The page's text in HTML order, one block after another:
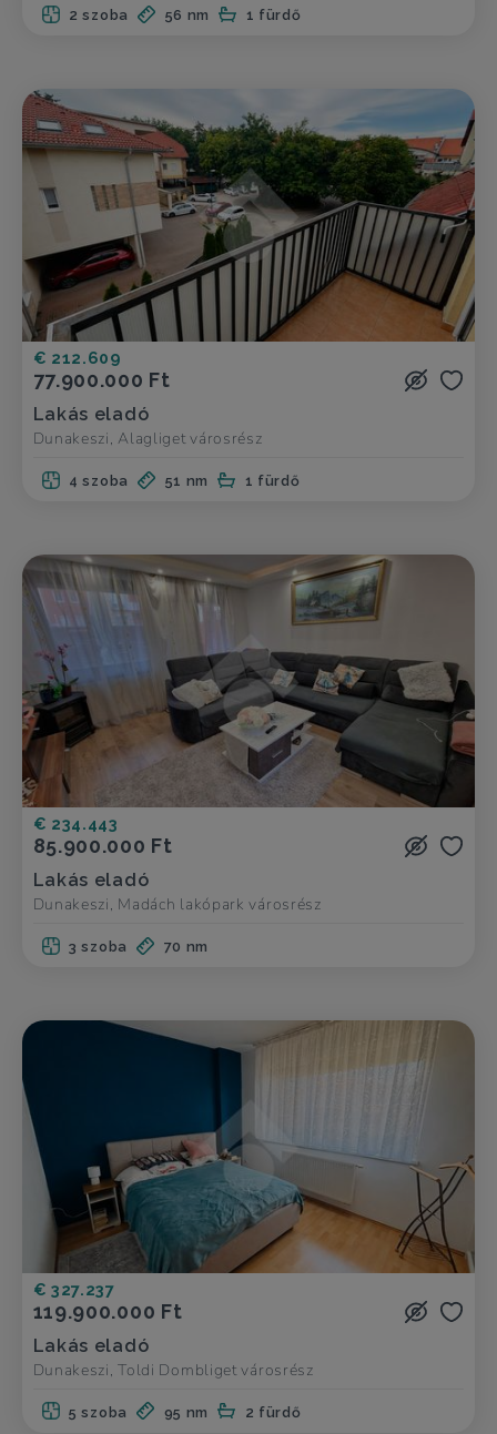
2 szoba 56 nm 1 fürdő
€ 212.609
77.900.000 Ft
Lakás eladó
Dunakeszi, Alagliget városrész
4 szoba 51 nm 1 fürdő
€ 234.443
85.900.000 Ft
Lakás eladó
Dunakeszi, Madách lakópark városrész
3 szoba 70 nm
€ 327.237
119.900.000 Ft
Lakás eladó
Dunakeszi, Toldi Dombliget városrész
5 szoba 95 nm 2 fürdő